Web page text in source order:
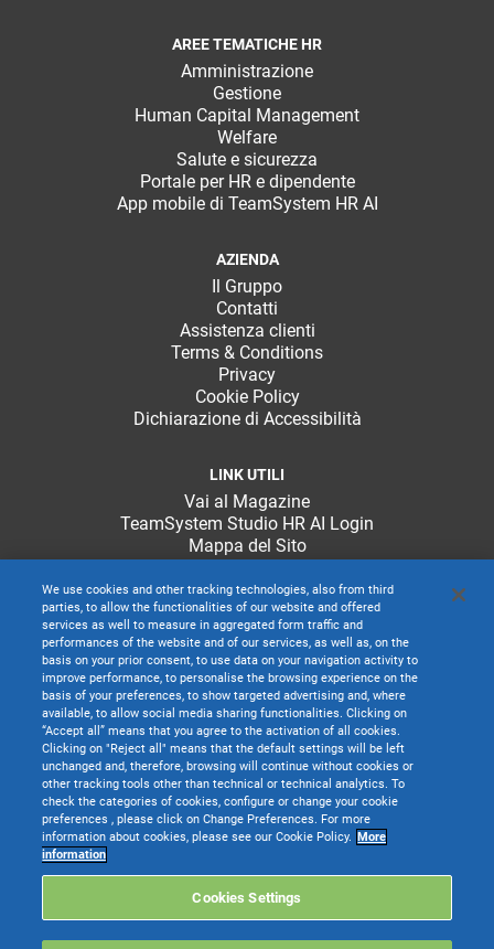
AREE TEMATICHE HR
Amministrazione
Gestione
Human Capital Management
Welfare
Salute e sicurezza
Portale per HR e dipendente
App mobile di TeamSystem HR AI
AZIENDA
Il Gruppo
Contatti
Assistenza clienti
Terms & Conditions
Privacy
Cookie Policy
Dichiarazione di Accessibilità
LINK UTILI
Vai al Magazine
TeamSystem Studio HR AI Login
Mappa del Sito
TeamSystem S.p.A. società con socio unico soggetta all’attività di direzione e
coordinamento di TeamSystem Holdco S.p.A. - Cap. Soc. € 24.000.000 I.v. -
C.C.I.A.A. delle Marche - P.I. 01035310414
We use cookies and other tracking technologies, also from third
parties, to allow the functionalities of our website and offered
services as well to measure in aggregated form traffic and
performances of the website and of our services, as well as, on the
basis on your prior consent, to use data on your navigation activity to
improve performance, to personalise the browsing experience on the
basis of your preferences, to show targeted advertising and, where
available, to allow social media sharing functionalities. Clicking on
“Accept all” means that you agree to the activation of all cookies.
Clicking on "Reject all" means that the default settings will be left
unchanged and, therefore, browsing will continue without cookies or
other tracking tools other than technical or technical analytics. To
check the categories of cookies, configure or change your cookie
preferences , please click on Change Preferences. For more
information about cookies, please see our Cookie Policy. More
information
Cookies Settings